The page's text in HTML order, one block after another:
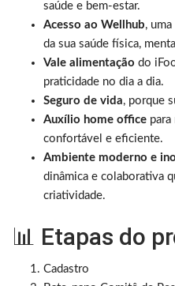
saúde e bem-estar.
Acesso ao Wellhub,
da sua saúde física,
Vale alimentação do
praticidade no dia a dia.
Seguro de vida, porque
Auxílio home office
confortável e eficiente.
Ambiente moderno e
dinâmica e colaborativa
criatividade.
📊 Etapas do
Cadastro